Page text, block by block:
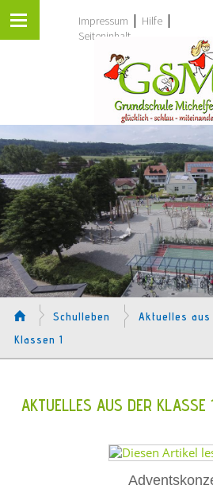
Impressum | Hilfe|
Seiteninhalt
Schulleben
Aktuelles aus
Klassen 1
AKTUELLES AUS DER KLASSE